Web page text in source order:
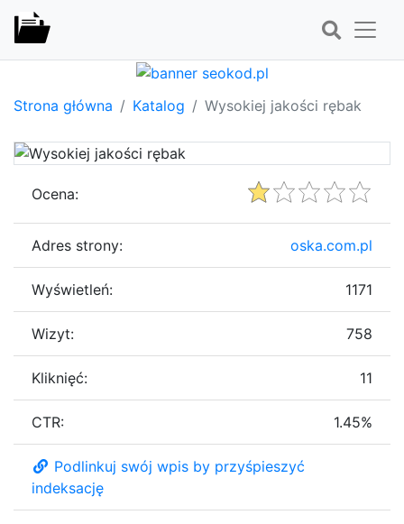
Strona główna Katalog Wysokiej jakości rębak
Ocena:
Adres strony: oska.com.pl
Wyświetleń: 1171
Wizyt: 758
Kliknięć: 11
CTR: 1.45%
Podlinkuj swój wpis by przyśpieszyć
indeksację